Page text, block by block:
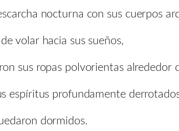
nocturna con sus cuerpos
volar hacia sus sueños,
sus ropas polvorientas alrededor
espíritus profundamente
dormidos.